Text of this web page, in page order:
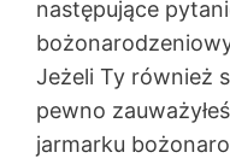
następujące
Jeżeli Ty również
pewno
jarmarku